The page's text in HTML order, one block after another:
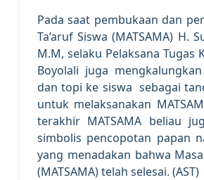
Pada saat pembukaan dan
Ta’aruf Siswa (MATSAMA) H.
M.M, selaku Pelaksana Tugas
Boyolali juga
dan topi ke siswa sebagai
untuk melaksanakan
terakhir MATSAMA beliau
simbolis pencopotan papan
yang menadakan bahwa Masa
(MATSAMA) telah selesai. (AST)